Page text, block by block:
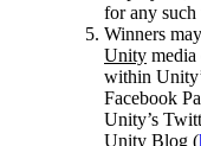
for any such
Winners
Unity
within
Facebook
Unity’s
Unity Blog (